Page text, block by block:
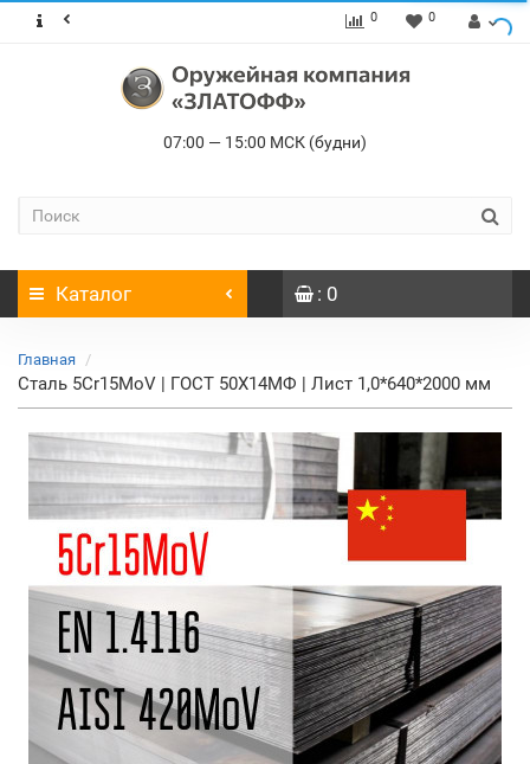
0 0
07:00 — 15:00 МСК (будни)
Каталог : 0
Главная
Сталь 5Cr15MoV | ГОСТ 50Х14МФ | Лист 1,0*640*2000 мм